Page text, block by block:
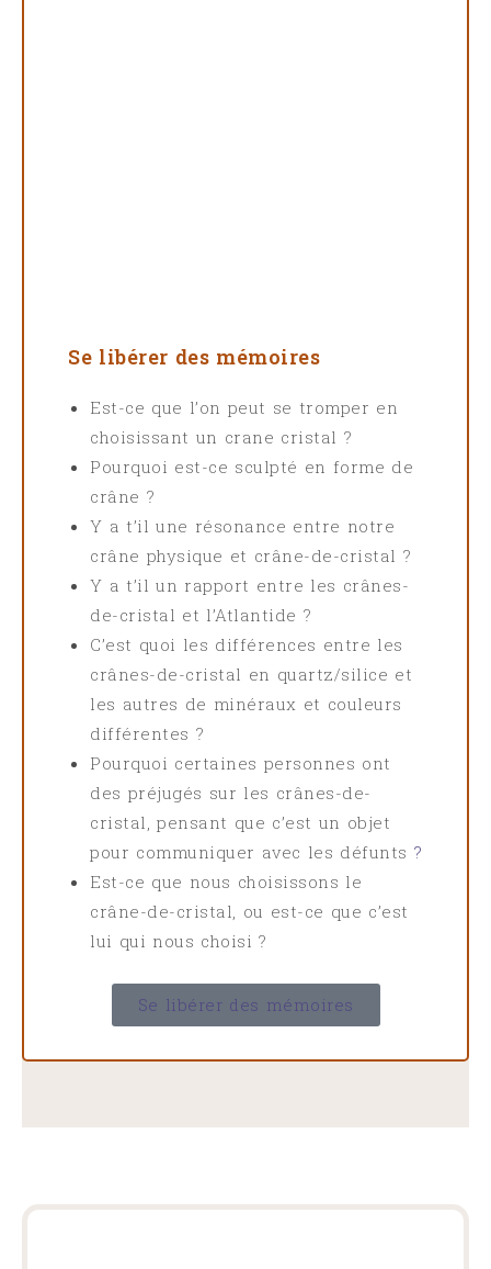
Se libérer des mémoires
Est-ce que l’on peut se tromper en
choisissant un crane cristal ?
Pourquoi est-ce sculpté en forme de
crâne ?
Y a t’il une résonance entre notre
crâne physique et crâne-de-cristal ?
Y a t’il un rapport entre les crânes-
de-cristal et l’Atlantide ?
C’est quoi les différences entre les
crânes-de-cristal en quartz/silice et
les autres de minéraux et couleurs
différentes ?
Pourquoi certaines personnes ont
des préjugés sur les crânes-de-
cristal, pensant que c’est un objet
pour communiquer avec les défunts ?
Est-ce que nous choisissons le
crâne-de-cristal, ou est-ce que c’est
lui qui nous choisi ?
Se libérer des mémoires